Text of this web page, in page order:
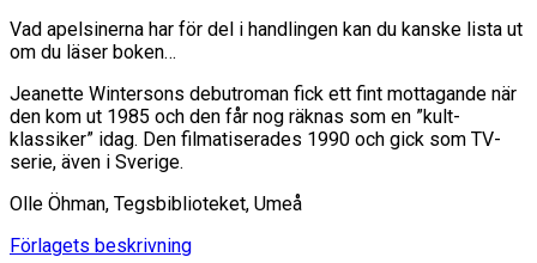
Vad apelsinerna har för del i handlingen kan du kanske lista ut
om du läser boken…
Jeanette Wintersons debutroman fick ett fint mottagande när
den kom ut 1985 och den får nog räknas som en ”kult-
klassiker” idag. Den filmatiserades 1990 och gick som TV-
serie, även i Sverige.
Olle Öhman, Tegsbiblioteket, Umeå
Förlagets beskrivning